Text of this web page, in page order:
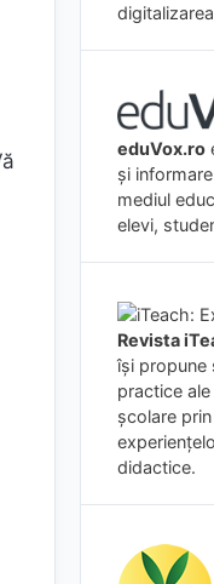
eduVox.ro
și
mediul
elevi,
Revista
îşi propune
practice
şcolare
didactice.